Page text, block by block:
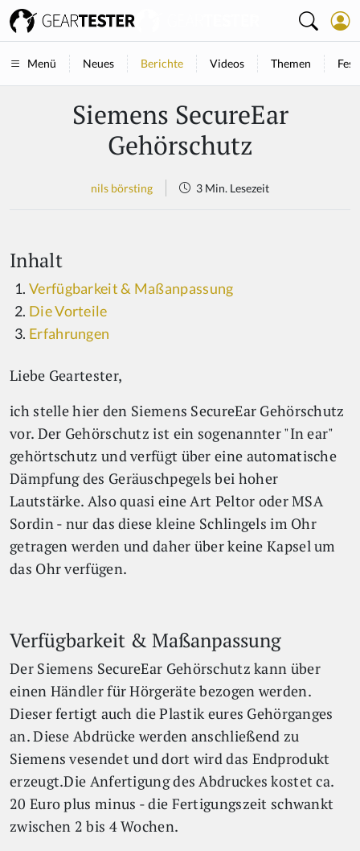
Menü Neues Berichte Videos Themen
Siemens SecureEar
Gehörschutz
nils börsting 3 Min. Lesezeit
Inhalt
Verfügbarkeit & Maßanpassung
Die Vorteile
Erfahrungen
Liebe Geartester,
ich stelle hier den Siemens SecureEar Gehörschutz
vor. Der Gehörschutz ist ein sogenannter "In ear"
gehörtschutz und verfügt über eine automatische
Dämpfung des Geräuschpegels bei hoher
Lautstärke. Also quasi eine Art Peltor oder MSA
Sordin - nur das diese kleine Schlingels im Ohr
getragen werden und daher über keine Kapsel um
das Ohr verfügen.
Verfügbarkeit & Maßanpassung
Der Siemens SecureEar Gehörschutz kann über
einen Händler für Hörgeräte bezogen werden.
Dieser fertigt auch die Plastik eures Gehörganges
an. Diese Abdrücke werden anschließend zu
Siemens vesendet und dort wird das Endprodukt
erzeugt.Die Anfertigung des Abdruckes kostet ca.
20 Euro plus minus - die Fertigungszeit schwankt
zwischen 2 bis 4 Wochen.